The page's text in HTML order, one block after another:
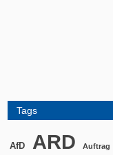
Tags
AfD ARD Auftrag